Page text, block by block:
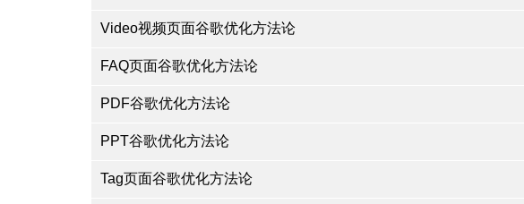
Video视频页面谷歌优化方法论
FAQ页面谷歌优化方法论
PDF谷歌优化方法论
PPT谷歌优化方法论
Tag页面谷歌优化方法论